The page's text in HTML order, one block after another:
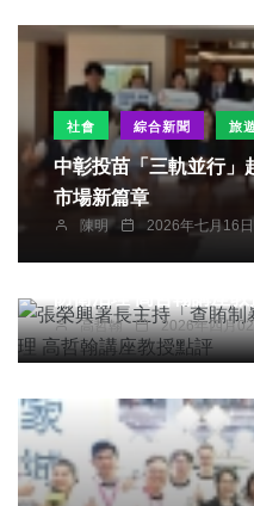
社會 綜合新聞 旅
中彰投苗「三軌並行」
市場新篇章
陳明 2026年七月16日
專欄
張榮興署長主持「查賄
高哲翰 2026年四月